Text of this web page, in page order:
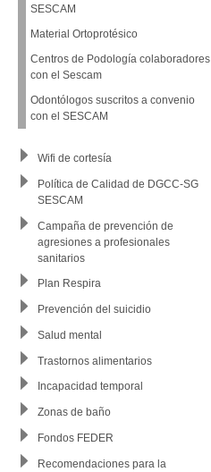
SESCAM
Material Ortoprotésico
Centros de Podología colaboradores
con el Sescam
Odontólogos suscritos a convenio
con el SESCAM
Wifi de cortesía
Política de Calidad de DGCC-SG
SESCAM
Campaña de prevención de
agresiones a profesionales
sanitarios
Plan Respira
Prevención del suicidio
Salud mental
Trastornos alimentarios
Incapacidad temporal
Zonas de baño
Fondos FEDER
Recomendaciones para la